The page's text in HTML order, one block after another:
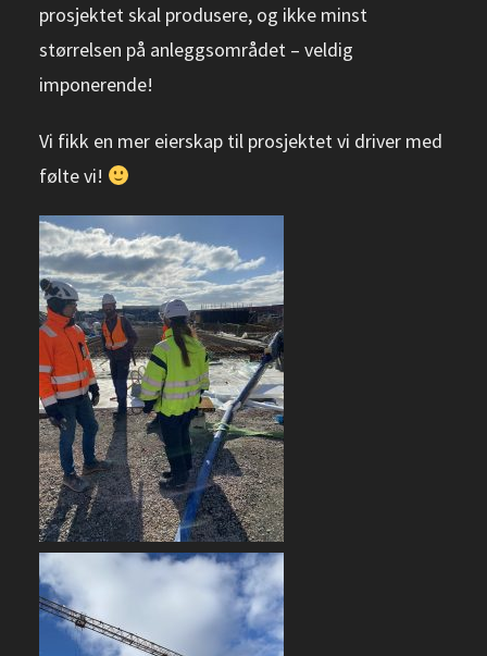
prosjektet skal produsere, og ikke minst
størrelsen på anleggsområdet – veldig
imponerende!
Vi fikk en mer eierskap til prosjektet vi driver med
følte vi!